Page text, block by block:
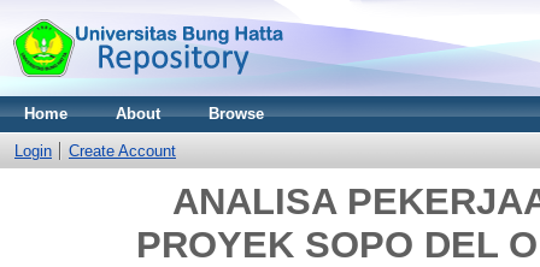
Home About Browse
Login Create Account
ANALISA
PROYEK SOPO DEL